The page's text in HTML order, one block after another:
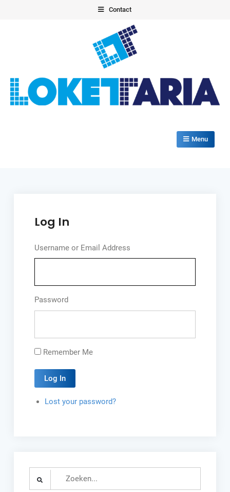
Contact
Menu
Log In
Username or Email Address
Password
Remember Me
Log In
Lost your password?
Search